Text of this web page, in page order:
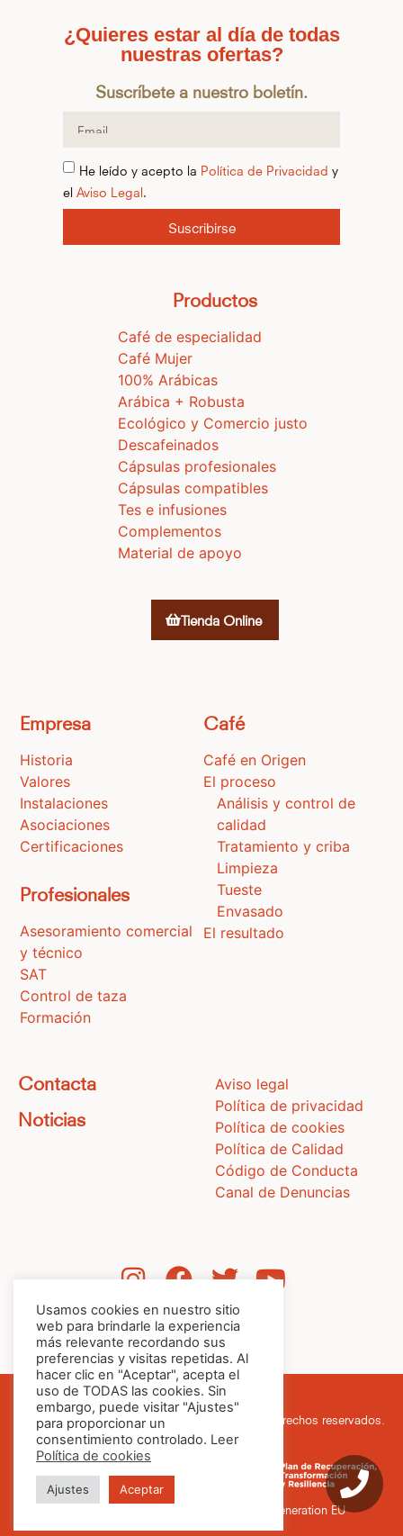
¿Quieres estar al día de todas
nuestras ofertas?
Suscríbete a nuestro boletín.
He leído y acepto la Política de Privacidad y
el Aviso Legal
Suscribirse
Productos
Café de especialidad
Café Mujer
100% Arábicas
Arábica + Robusta
Ecológico y Comercio justo
Descafeinados
Cápsulas profesionales
Cápsulas compatibles
Tes e infusiones
Complementos
Material de apoyo
Tienda Online
Empresa
Historia
Valores
Instalaciones
Asociaciones
Certificaciones
Profesionales
Asesoramiento comercial
y técnico
SAT
Control de taza
Formación
Café
Café en Origen
El proceso
Análisis y control de
calidad
Tratamiento y criba
Limpieza
Tueste
Envasado
El resultado
Contacta
Noticias
Aviso legal
Política de privacidad
Política de cookies
Política de Calidad
Código de Conducta
Canal de Denuncias
© Cafés Batalla, 2026. Todos los derechos reservados.
Financiado por la Unión Europea – NextGeneration EU
Usamos cookies en nuestro sitio
web para brindarle la experiencia
más relevante recordando sus
preferencias y visitas repetidas. Al
hacer clic en "Aceptar", acepta el
uso de TODAS las cookies. Sin
embargo, puede visitar "Ajustes"
para proporcionar un
consentimiento controlado. Leer
Política de cookies
Ajustes Aceptar